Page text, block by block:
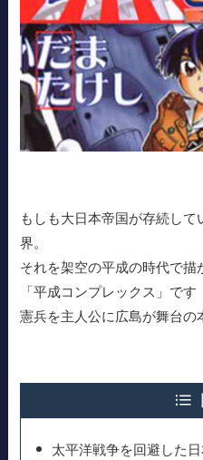
もしも大日本帝国が存続し
界。
それを架空の平成の時代で
「平成コンプレックス」です
憲兵を主人公に広島が舞台の
太平洋戦争を回避した日